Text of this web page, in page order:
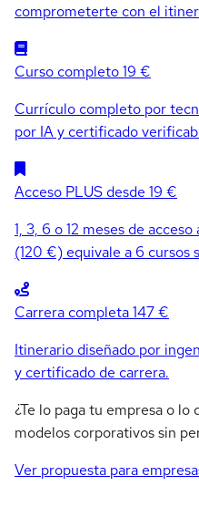
comprometerte con el
Curso completo19 €
Currículo completo por
por IA y certificado
Acceso PLUS desde 19 €
1, 3, 6 o 12 meses de
(120 €) equivale a 6 cursos
Carrera completa147 €
Itinerario diseñado por
y certificado de carrera.
¿Te lo paga tu empresa o
modelos corporativos sin
Ver propuesta para